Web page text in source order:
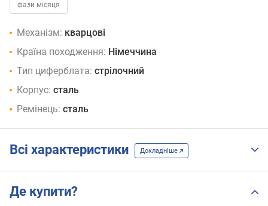
фази місяця
Механізм: кварцові
Країна походження: Німеччина
Тип циферблата: стрілочний
Корпус: сталь
Ремінець: сталь
Всі характеристики Докладніше
Де купити?